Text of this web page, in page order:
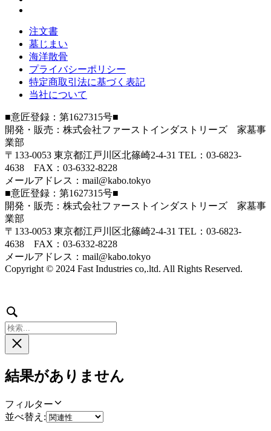
注文書
墓じまい
海洋散骨
プライバシーポリシー
特定商取引法に基づく表記
当社について
■意匠登録：第1627315号■
開発・販売：株式会社ファーストインダストリーズ 家墓事
業部
〒133-0053 東京都江戸川区北篠崎2-4-31 TEL：03-6823-
4638 FAX：03-6332-8228
メールアドレス：mail@kabo.tokyo
■意匠登録：第1627315号■
開発・販売：株式会社ファーストインダストリーズ 家墓事
業部
〒133-0053 東京都江戸川区北篠崎2-4-31 TEL：03-6823-
4638 FAX：03-6332-8228
メールアドレス：mail@kabo.tokyo
Copyright © 2024 Fast Industries co,.ltd. All Rights Reserved.
検
索
結
果
結果がありません
フィルター
ィ
並べ替え: